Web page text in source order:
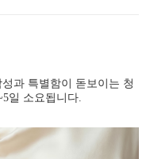
과 특별함이 돋보이는 청
일 소요됩니다.